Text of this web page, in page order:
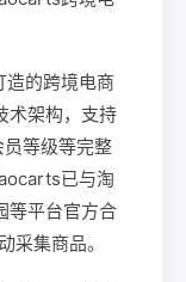
的跨境电商
术架构，支持
等级等完整
已与淘
等平台官方合
采集商品。